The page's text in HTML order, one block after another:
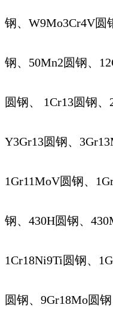
钢、W9Mo3Cr4V圆
钢、50Mn2圆钢、
圆钢、 1Cr13圆钢、
Y3Gr13圆钢、
1Gr11MoV圆钢、
钢、430H圆钢、
1Cr18Ni9Ti圆钢、
圆钢、9Gr18Mo圆